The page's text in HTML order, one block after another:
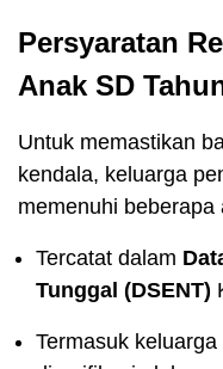
Persyaratan
Anak SD
Untuk memastikan
kendala, keluarga
memenuhi beberapa
Tercatat dalam
Tunggal (DSENT)
Termasuk